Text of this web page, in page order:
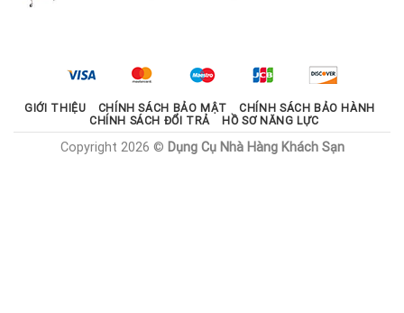
1.785.000 ₫.
GIỚI THIỆU CHÍNH SÁCH BẢO MẬT
CHÍNH SÁCH BẢO HÀNH
CHÍNH SÁCH ĐỔI TRẢ
HỒ SƠ NĂNG LỰC
Copyright 2026 © Dụng Cụ Nhà Hàng Khách Sạn